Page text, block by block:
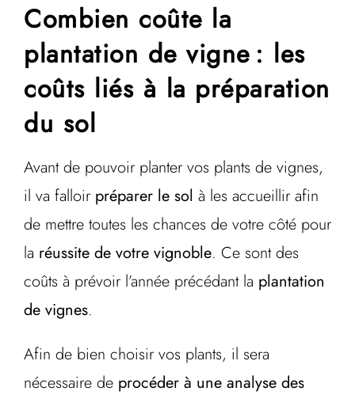
Combien coûte la
plantation de vigne : les
coûts liés à la préparation
du sol
Avant de pouvoir planter vos plants de vignes,
il va falloir préparer le sol à les accueillir afin
de mettre toutes les chances de votre côté pour
la réussite de votre vignoble. Ce sont des
coûts à prévoir l’année précédant la plantation
de vignes.
Afin de bien choisir vos plants, il sera
nécessaire de procéder à une analyse des